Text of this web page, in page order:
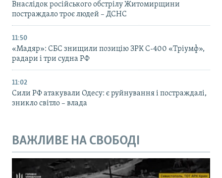
Внаслідок російського обстрілу Житомирщини
постраждало троє людей – ДСНС
11:50
«Мадяр»: СБС знищили позицію ЗРК С-400 «Тріумф»,
радари і три судна РФ
11:02
Сили РФ атакували Одесу: є руйнування і постраждалі,
зникло світло – влада
ВАЖЛИВЕ НА СВОБОДІ